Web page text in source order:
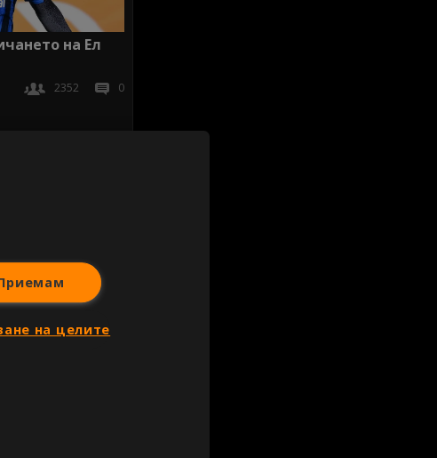
на Ел
2352 0
на целите